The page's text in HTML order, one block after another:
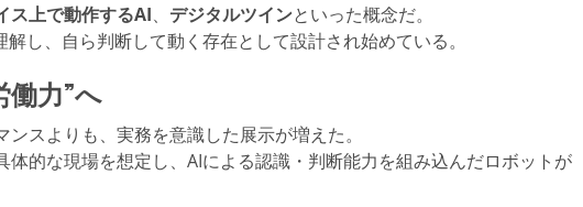
ス上で動作するAI、 デジタルツインといった概念だ。
し、自ら判断して動く存在として設計され始めている。
働力”へ
スよりも、実務を意識した展示が増えた。
的な現場を想定し、AIによる認識・判断能力を組み込んだロボットが